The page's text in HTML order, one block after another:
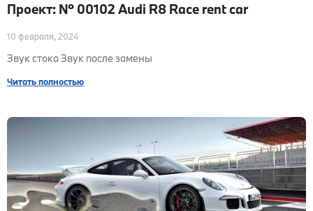
Проект: № 00102 Audi R8 Race rent car
10 февраля, 2024
Звук стока Звук после замены
Читать полностью